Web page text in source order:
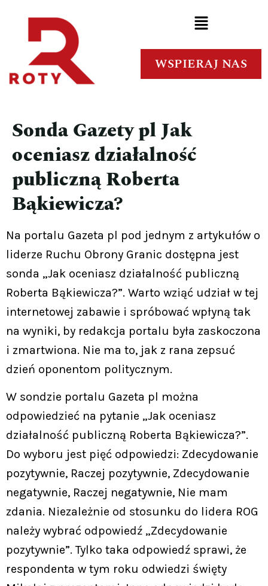
WSPIERAJ NAS
Sonda Gazety pl Jak
oceniasz działalność
publiczną Roberta
Bąkiewicza?
Na portalu Gazeta pl pod jednym z artykułów o
liderze Ruchu Obrony Granic dostępna jest
sonda „Jak oceniasz działalność publiczną
Roberta Bąkiewicza?”. Warto wziąć udział w tej
internetowej zabawie i spróbować wpłyną tak
na wyniki, by redakcja portalu była zaskoczona
i zmartwiona. Nie ma to, jak z rana zepsuć
dzień oponentom politycznym.
W sondzie portalu Gazeta pl można
odpowiedzieć na pytanie „Jak oceniasz
działalność publiczną Roberta Bąkiewicza?”.
Do wyboru jest pięć odpowiedzi: Zdecydowanie
pozytywnie, Raczej pozytywnie, Zdecydowanie
negatywnie, Raczej negatywnie, Nie mam
zdania. Niezależnie od stosunku do lidera ROG
należy wybrać odpowiedź „Zdecydowanie
pozytywnie”. Tylko taka odpowiedź sprawi, że
respondenta w tym roku odwiedzi święty